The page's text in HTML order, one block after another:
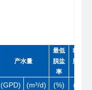
产水量
最低
脱盐
率
稳定
脱盐
(GPD) (m³/d) (%)
(%)